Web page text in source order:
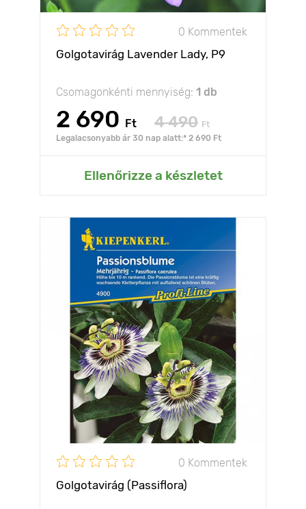
0 Kommentek
Golgotavirág Lavender Lady, P9
Csomagonkénti mennyiség: 1 db
2 690 Ft 4 490 Ft
Legalacsonyabb ár 30 nap alatt:* 2 690 Ft
Ellenőrizze a készletet
0 Kommentek
Golgotavirág (Passiflora)